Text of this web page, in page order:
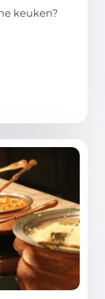
keuken?